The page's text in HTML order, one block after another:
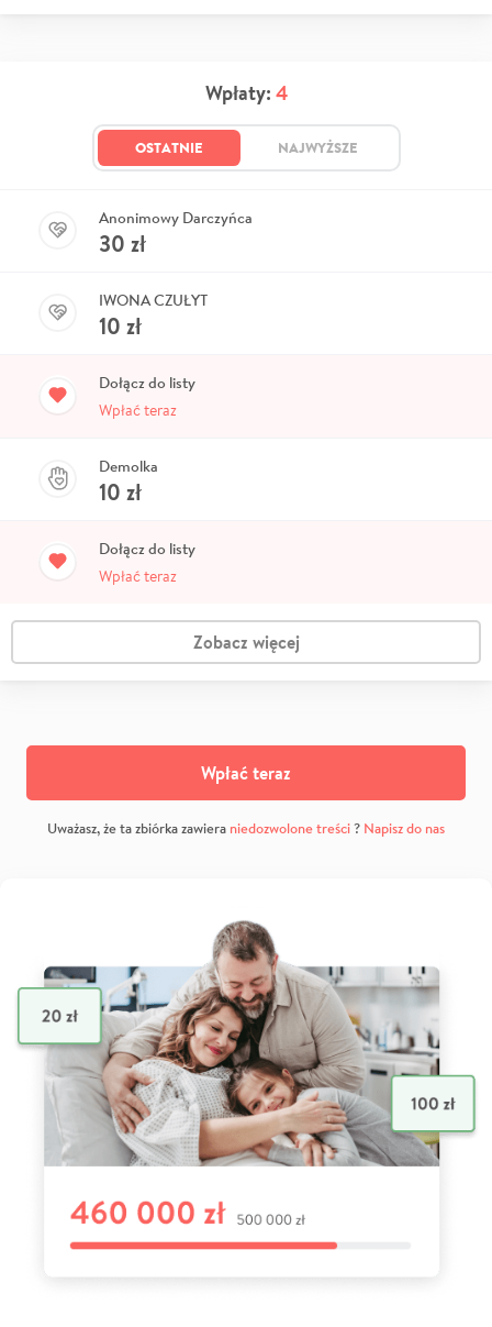
Wpłaty: 4
OSTATNIE NAJWYŻSZE
Anonimowy Darczyńca
30 zł
IWONA CZUŁYT
10 zł
Dołącz do listy
Wpłać teraz
Demolka
10 zł
Dołącz do listy
Wpłać teraz
Zobacz więcej
Wpłać teraz
Uważasz, że ta zbiórka zawiera niedozwolone treści? Napisz do nas